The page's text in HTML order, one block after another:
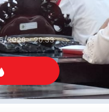
2026 - 20:33